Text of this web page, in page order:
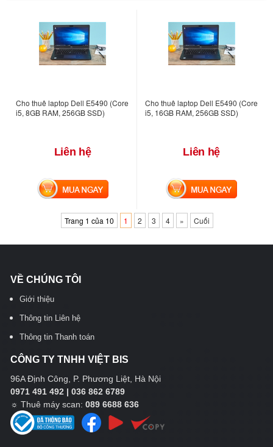
Cho thuê laptop Dell E5490 (Core
i5, 8GB RAM, 256GB SSD)
Liên hệ
MUA NGAY
Cho thuê laptop Dell E5490 (Core
i5, 16GB RAM, 256GB SSD)
Liên hệ
MUA NGAY
Trang 1 của 10 1 2 3 4 » Cuối
VỀ CHÚNG TÔI
Giới thiệu
Thông tin Liên hệ
Thông tin Thanh toán
CÔNG TY TNHH VIỆT BIS
96A Định Công, P. Phương Liệt, Hà Nội
0971 491 492 | 036 862 6789
☼ Thuê máy scan: 089 6688 636